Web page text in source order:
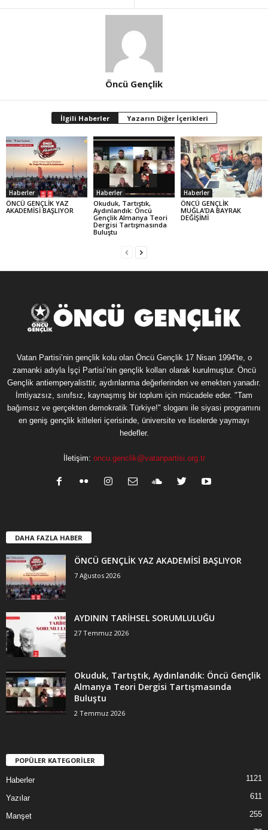
Öncü Gençlik
İlgili Haberler Yazarın Diğer İçerikleri
Haberler
ÖNCÜ GENÇLİK YAZ
AKADEMİSİ BAŞLIYOR
Haberler
Okuduk, Tartıştık,
Aydınlandık: Öncü
Gençlik Almanya Teori
Dergisi Tartışmasında
Buluştu
Haberler
ÖNCÜ GENÇLİK
MUĞLA’DA BAYRAK
DEĞİŞİMİ
Vatan Partisi’nin gençlik kolu olan Öncü Gençlik 17 Nisan 1994'te, o
zamanki adıyla İşçi Partisi’nin gençlik kolları olarak kurulmuştur. Öncü
Gençlik antiemperyalisttir, aydınlanma değerlerinden ve emekten yanadır.
İmtiyazsız, sınıfsız, kaynaşmış bir toplum için mücadele eder. "Tam
bağımsız ve gerçekten demokratik Türkiye!" sloganı ile siyasi programını
en geniş gençlik kitleleri içerisinde, üniversite ve liselerde yaymayı
hedefler.
İletişim: oncu.genclik@vatanpartisi.org.tr
DAHA FAZLA HABER
ÖNCÜ GENÇLİK YAZ AKADEMİSİ BAŞLIYOR
7 Ağustos 2026
AYDININ TARİHSEL SORUMLULUĞU
27 Temmuz 2026
Okuduk, Tartıştık, Aydınlandık: Öncü Gençlik
Almanya Teori Dergisi Tartışmasında
Buluştu
2 Temmuz 2026
POPÜLER KATEGORİLER
Haberler 1121
Yazılar 611
Manşet 255